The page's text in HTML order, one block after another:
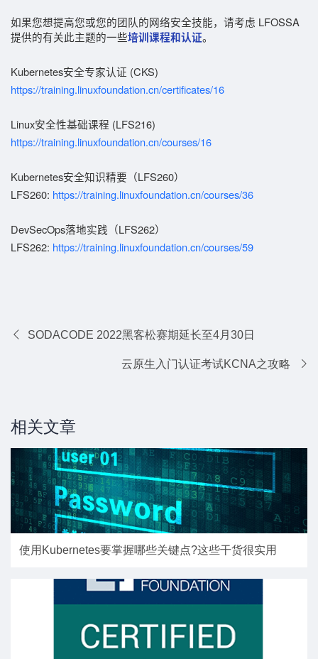
如果您想提高您或您的团队的网络安全技能，请考虑 LFOSSA
提供的有关此主题的一些培训课程和认证。
Kubernetes安全专家认证 (CKS)
https://training.linuxfoundation.cn/certificates/16
Linux安全性基础课程 (LFS216)
https://training.linuxfoundation.cn/courses/16
Kubernetes安全知识精要（LFS260）
LFS260: https://training.linuxfoundation.cn/courses/36
DevSecOps落地实践（LFS262）
LFS262: https://training.linuxfoundation.cn/courses/59
SODACODE 2022黑客松赛期延长至4月30日
云原生入门认证考试KCNA之攻略
相关文章
使用Kubernetes要掌握哪些关键点?这些干货很实用